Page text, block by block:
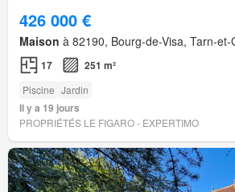
426 000 €
Maison à 82190, Bourg-de-Visa, Tarn-
17 251 m²
Piscine Jardin
Il y a 19 jours
PROPRIÉTÉS LE FIGARO - EXPERTIMO